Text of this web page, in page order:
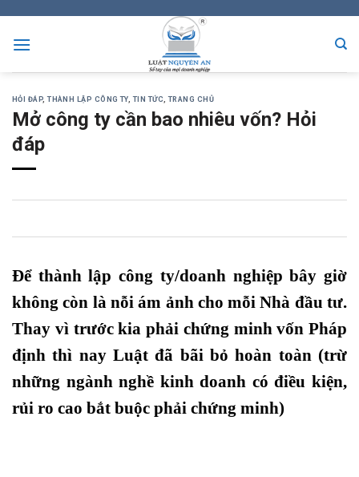
content
HỎI ĐÁP,THÀNH LẬP CÔNG TY,TIN TỨC,TRANG CHỦ
Mở công ty cần bao nhiêu vốn? Hỏi
đáp
Để thành lập công ty/doanh nghiệp bây giờ
không còn là nỗi ám ảnh cho mỗi Nhà đầu tư.
Thay vì trước kia phải chứng minh vốn Pháp
định thì nay Luật đã bãi bỏ hoàn toàn (trừ
những ngành nghề kinh doanh có điều kiện,
rủi ro cao bắt buộc phải chứng minh)